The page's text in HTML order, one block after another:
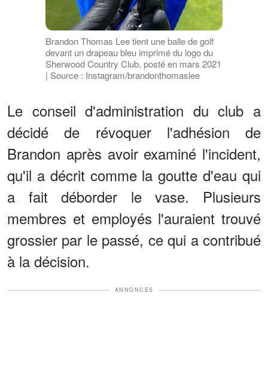
Brandon Thomas Lee tient une balle de golf
devant un drapeau bleu imprimé du logo du
Sherwood Country Club, posté en mars 2021
| Source : Instagram/brandonthomaslee
Le conseil d'administration du club a
décidé de révoquer l'adhésion de
Brandon après avoir examiné l'incident,
qu'il a décrit comme la goutte d'eau qui
a fait déborder le vase. Plusieurs
membres et employés l'auraient trouvé
grossier par le passé, ce qui a contribué
à la décision.
ANNONCES